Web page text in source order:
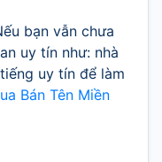
bạn vẫn chưa
uy tín như: nhà
uy tín để làm
Bán Tên Miền